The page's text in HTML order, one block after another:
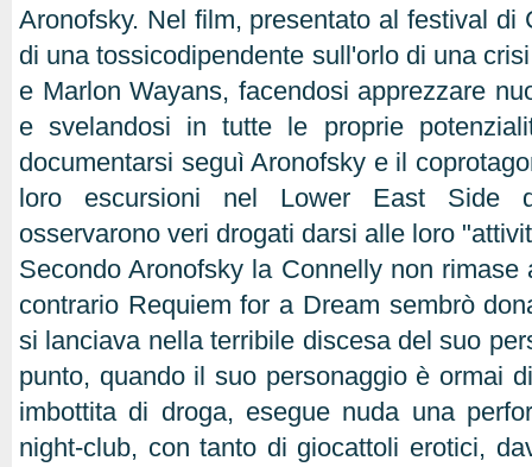
Aronofsky. Nel film, presentato al festival di
di una tossicodipendente sull'orlo di una
e Marlon Wayans, facendosi apprezzare
e svelandosi in tutte le proprie
documentarsi seguì Aronofsky e il
loro escursioni nel Lower East Side
osservarono veri drogati darsi alle loro
Secondo Aronofsky la Connelly non rimase
contrario Requiem for a Dream sembrò
si lanciava nella terribile discesa del suo
punto, quando il suo personaggio è ormai
imbottita di droga, esegue nuda una
night-club, con tanto di giocattoli erotici,